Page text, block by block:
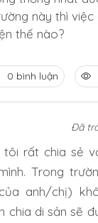
này thì việc
thế nào?
0 bình luận
Đã
tôi rất chia sẻ
Trong
anh/chị)
chia di sản sẽ